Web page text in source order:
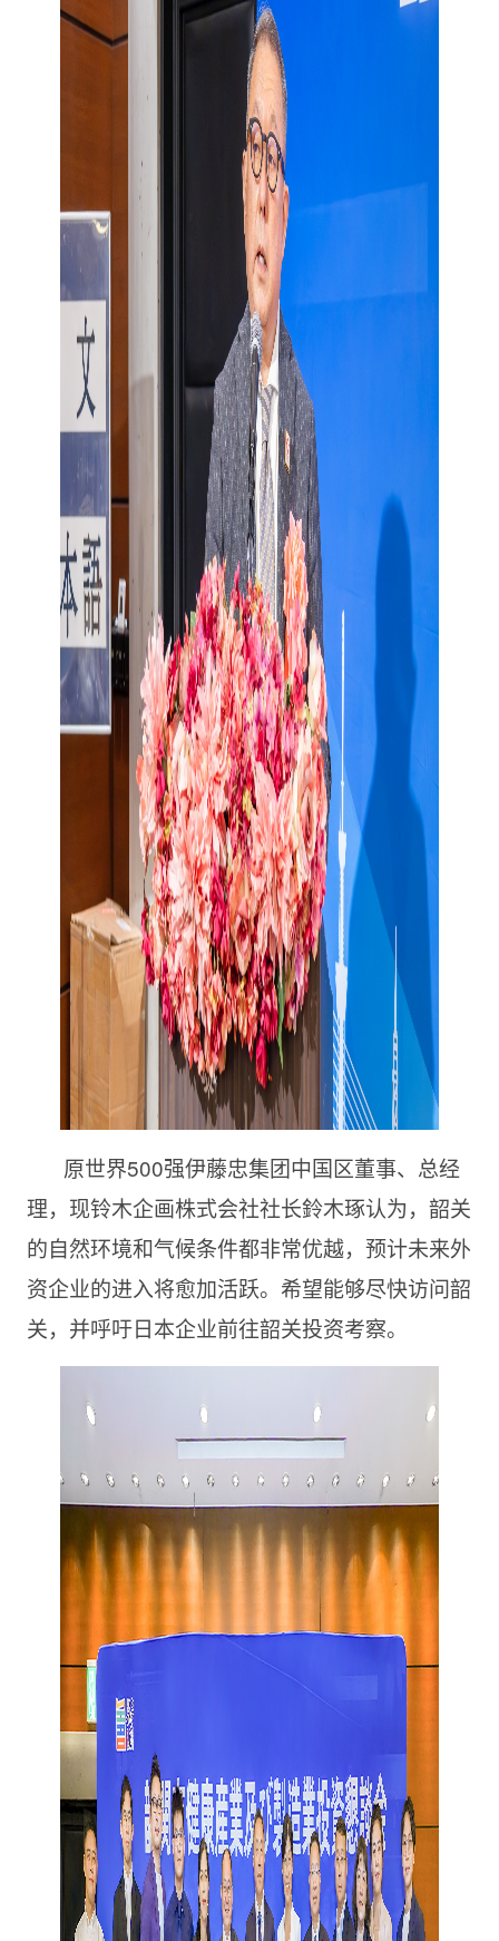
原世界500强伊藤忠集团中国区董事、总经
理，现铃木企画株式会社社长鈴木琢认为，韶关
的自然环境和气候条件都非常优越，预计未来外
资企业的进入将愈加活跃。希望能够尽快访问韶
关，并呼吁日本企业前往韶关投资考察。